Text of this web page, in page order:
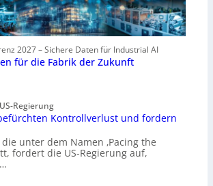
2027 – Sichere Daten für Industrial AI
für die Fabrik der Zukunft
Regierung
Kontrollverlust und fordern
unter dem Namen ‚Pacing the
fordert die US-Regierung auf,